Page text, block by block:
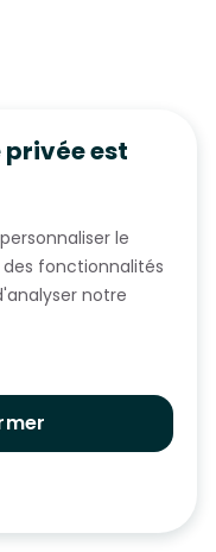
privée est
le
fonctionnalités
notre